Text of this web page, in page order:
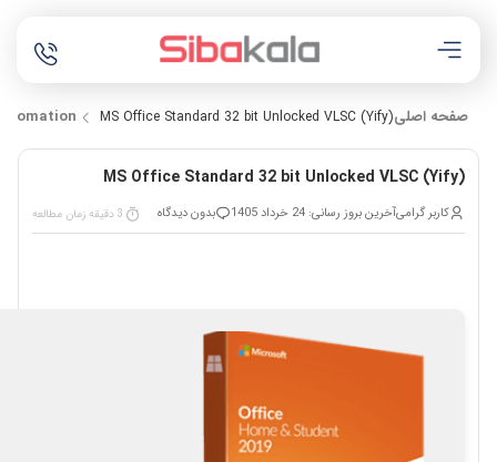
صفحه اصلیMS Office Standard 32 bit Unlocked VLSC (Yify)
MS Office Standard 32 bit Unlocked VLSC (Yify)
کاربر گرامیآخرین بروز رسانی: 24 خرداد 1405 بدون دیدگاه 3 دقیقه زمان مطالعه